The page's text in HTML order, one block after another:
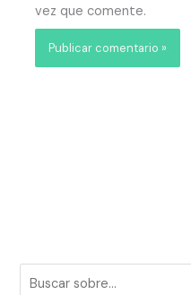
vez que comente.